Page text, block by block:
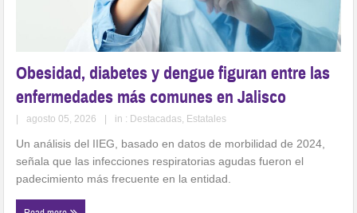
Obesidad, diabetes y dengue figuran entre las
enfermedades más comunes en Jalisco
| agosto 05, 2026 | in : Destacadas Estatales
Un análisis del IIEG, basado en datos de morbilidad de 2024,
señala que las infecciones respiratorias agudas fueron el
padecimiento más frecuente en la entidad.